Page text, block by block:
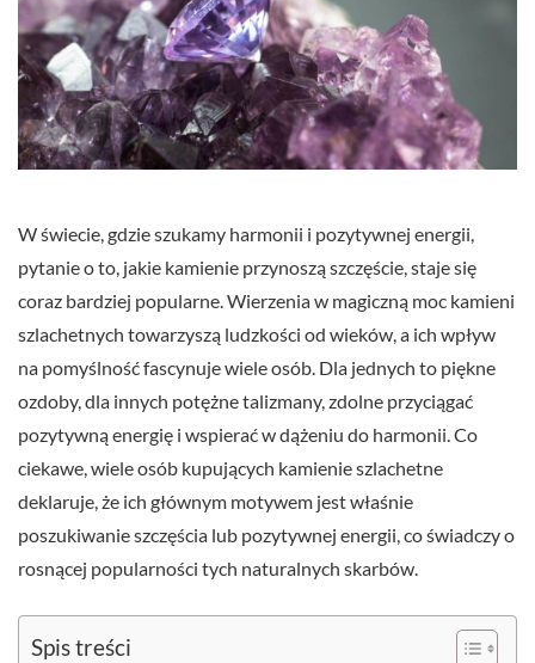
W świecie, gdzie szukamy harmonii i pozytywnej energii,
pytanie o to, jakie kamienie przynoszą szczęście, staje się
coraz bardziej popularne. Wierzenia w magiczną moc kamieni
szlachetnych towarzyszą ludzkości od wieków, a ich wpływ
na pomyślność fascynuje wiele osób. Dla jednych to piękne
ozdoby, dla innych potężne talizmany, zdolne przyciągać
pozytywną energię i wspierać w dążeniu do harmonii. Co
ciekawe, wiele osób kupujących kamienie szlachetne
deklaruje, że ich głównym motywem jest właśnie
poszukiwanie szczęścia lub pozytywnej energii, co świadczy o
rosnącej popularności tych naturalnych skarbów.
Spis treści